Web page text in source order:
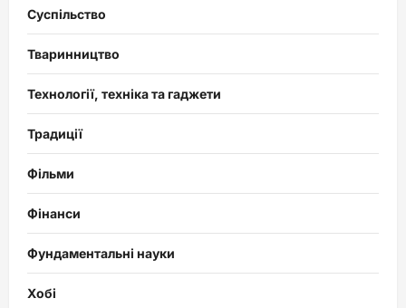
Суспільство
Тваринництво
Технології, техніка та гаджети
Традиції
Фільми
Фінанси
Фундаментальні науки
Хобі